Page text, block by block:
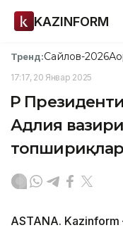
KAZINFORM
Тренд:Сайлов-2026
17:17, 20 Январ 2025
ҚР
Адлия
ASTANA. Kazinform